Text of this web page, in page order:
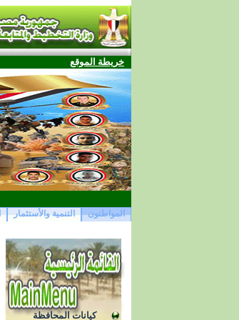
خريطة الموقع
المواطنون التنمية والأستثمار
كيانات المحافظة